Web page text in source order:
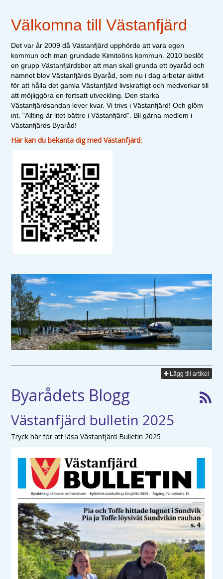
Välkomna till Västanfjärd
Det var år 2009 då Västanfjärd upphörde att vara egen
kommun och man grundade Kimitoöns kommun. 2010 beslöt
en grupp Västanfjärdsbor att man skall grunda ett byaråd och
namnet blev Västanfjärds Byaråd, som nu i dag arbetar aktivt
för att hålla det gamla Västanfjärd livskraftigt och medverkar till
att möjliggöra en fortsatt utveckling. Den starka
Västanfjärdsandan lever kvar. Vi trivs i Västanfjärd! Och glöm
int. "Allting är litet bättre i Västanfjärd". Bli gärna medlem i
Västanfjärds Byaråd!
Här kan du bekanta dig med Västanfjärd:
Lägg till artikel
Byarådets Blogg
Västanfjärd bulletin 2025
Tryck här för att läsa Västanfjärd Bulletin 2025